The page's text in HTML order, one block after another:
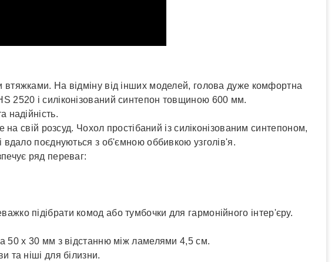
На відміну від інших моделей, голова дуже комфортна
2520 і силіконізований синтепон товщиною 600 мм.
надійність.
свій розсуд. Чохол простібаний із силіконізованим синтепоном,
поєднуються з об'ємною оббивкою узголів'я.
ряд переваг:
підібрати комод або тумбочки для гармонійного інтер'єру.
50 х 30 мм з відстанню між ламелями 4,5 см.
та ніші для білизни.